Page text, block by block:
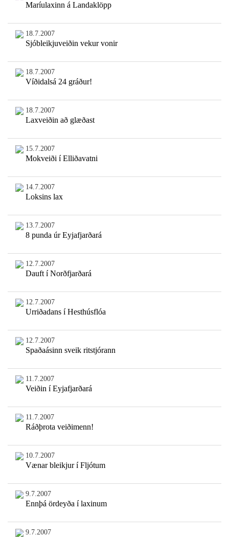
Maríulaxinn á Landaklöpp
18.7.2007
Sjóbleikjuveiðin vekur vonir
18.7.2007
Víðidalsá 24 gráður!
18.7.2007
Laxveiðin að glæðast
15.7.2007
Mokveiði í Elliðavatni
14.7.2007
Loksins lax
13.7.2007
8 punda úr Eyjafjarðará
12.7.2007
Dauft í Norðfjarðará
12.7.2007
Urriðadans í Hesthúsflóa
12.7.2007
Spaðaásinn sveik ritstjórann
11.7.2007
Veiðin í Eyjafjarðará
11.7.2007
Ráðþrota veiðimenn!
10.7.2007
Vænar bleikjur í Fljótum
9.7.2007
Ennþá ördeyða í laxinum
9.7.2007